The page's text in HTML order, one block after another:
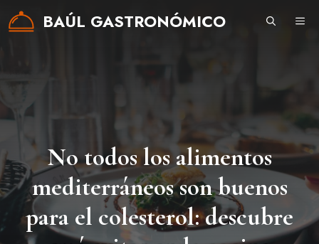
Saltar
BAÚL GASTRONÓMICO
No todos los alimentos
mediterráneos son buenos
para el colesterol: descubre